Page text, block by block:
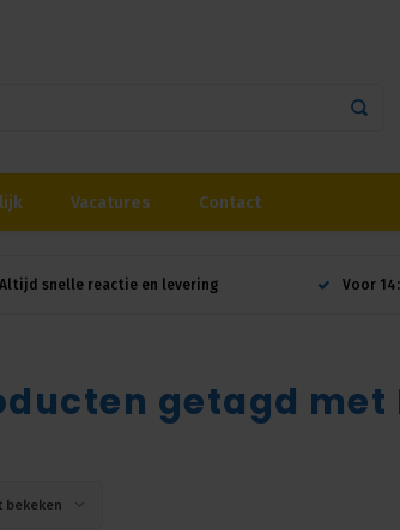
Vacatures Contact
Altijd snelle reactie en levering Voor
getagd met
bekeken